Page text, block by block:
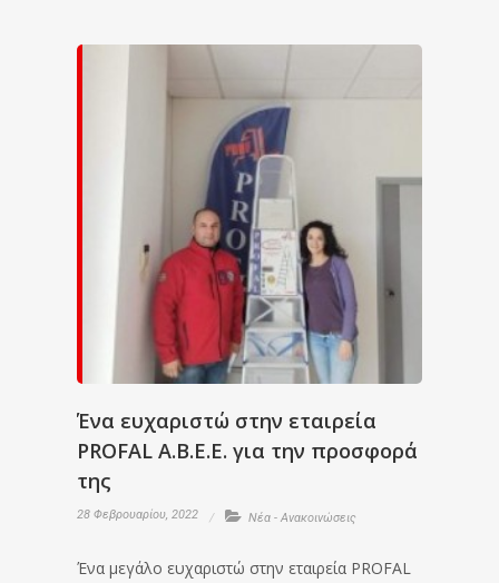
Ένα ευχαριστώ στην εταιρεία
PROFAL A.B.E.E. για την προσφορά
της
28 Φεβρουαρίου, 2022 Νέα - Ανακοινώσεις
Ένα μεγάλο ευχαριστώ στην εταιρεία PROFAL